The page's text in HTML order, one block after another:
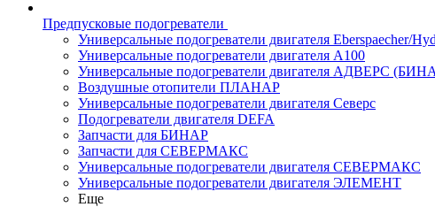
Предпусковые подогреватели
Универсальные подогреватели двигателя Eberspaecher/
Универсальные подогреватели двигателя A100
Универсальные подогреватели двигателя АДВЕРС
Воздушные отопители ПЛАНАР
Универсальные подогреватели двигателя Северс
Подогреватели двигателя DEFA
Запчасти для БИНАР
Запчасти для СЕВЕРМАКС
Универсальные подогреватели двигателя СЕВЕРМАКС
Универсальные подогреватели двигателя ЭЛЕМЕНТ
Еще